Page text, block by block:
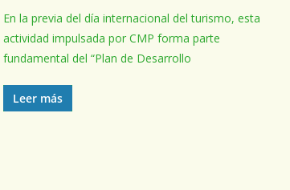
En la previa del día internacional del turismo, esta
actividad impulsada por CMP forma parte
fundamental del “Plan de Desarrollo
Leer más